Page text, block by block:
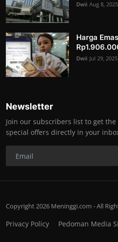
Dwii Aug 8, 2025
Harga
Dwii Jul 29, 2025
Newsletter
Join our subscribers list to get
special offers directly in your
Copyright 2026 Meninggi.com - All
Privacy Policy Pedoman Media